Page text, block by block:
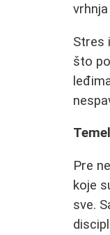
Stres
što
Pre
koje
sve.